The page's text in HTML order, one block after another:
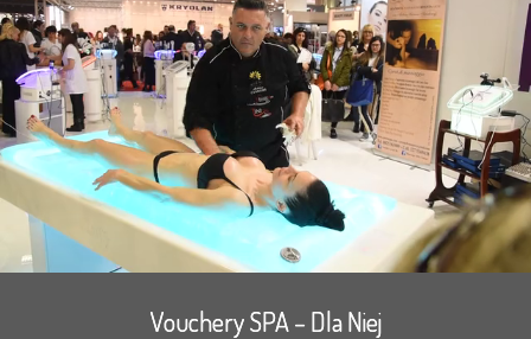
Vouchery SPA – Dla Niej